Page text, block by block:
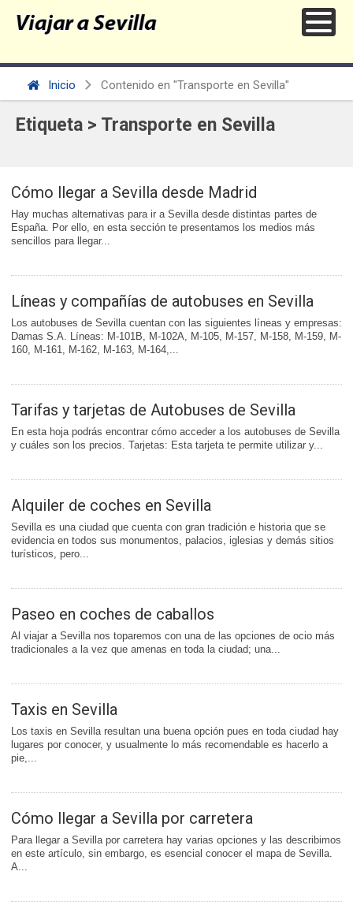
Inicio Contenido en "Transporte en Sevilla"
Etiqueta > Transporte en Sevilla
Cómo llegar a Sevilla desde Madrid
Hay muchas alternativas para ir a Sevilla desde distintas partes de
España. Por ello, en esta sección te presentamos los medios más
sencillos para llegar...
Líneas y compañías de autobuses en Sevilla
Los autobuses de Sevilla cuentan con las siguientes líneas y empresas:
Damas S.A. Líneas: M-101B, M-102A, M-105, M-157, M-158, M-159, M-
160, M-161, M-162, M-163, M-164,...
Tarifas y tarjetas de Autobuses de Sevilla
En esta hoja podrás encontrar cómo acceder a los autobuses de Sevilla
y cuáles son los precios. Tarjetas: Esta tarjeta te permite utilizar y...
Alquiler de coches en Sevilla
Sevilla es una ciudad que cuenta con gran tradición e historia que se
evidencia en todos sus monumentos, palacios, iglesias y demás sitios
turísticos, pero...
Paseo en coches de caballos
Al viajar a Sevilla nos toparemos con una de las opciones de ocio más
tradicionales a la vez que amenas en toda la ciudad; una...
Taxis en Sevilla
Los taxis en Sevilla resultan una buena opción pues en toda ciudad hay
lugares por conocer, y usualmente lo más recomendable es hacerlo a
pie,...
Cómo llegar a Sevilla por carretera
Para llegar a Sevilla por carretera hay varias opciones y las describimos
en este artículo, sin embargo, es esencial conocer el mapa de Sevilla.
A...